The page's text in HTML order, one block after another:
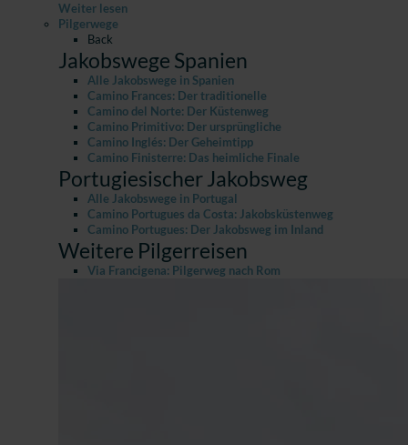
Weiter lesen
Pilgerwege
Back
Jakobswege Spanien
Alle Jakobswege in Spanien
Camino Frances: Der traditionelle
Camino del Norte: Der Küstenweg
Camino Primitivo: Der ursprüngliche
Camino Inglés: Der Geheimtipp
Camino Finisterre: Das heimliche Finale
Portugiesischer Jakobsweg
Alle Jakobswege in Portugal
Camino Portugues da Costa: Jakobsküstenweg
Camino Portugues: Der Jakobsweg im Inland
Weitere Pilgerreisen
Via Francigena: Pilgerweg nach Rom